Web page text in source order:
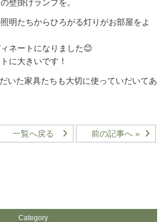
壁掛けランプを。
明たちからひろがる灯りがお部屋をよ
ネートになりました😊
に大きいです！
いた家具たちも大切に使っていだいてあ
一覧へ戻る 前の記事へ »
Category